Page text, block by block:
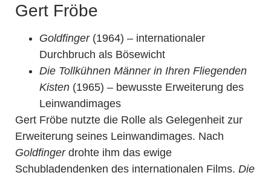
Gert Fröbe
Goldfinger(1964) – internationaler
Durchbruch als Bösewicht
Die Tollkühnen Männer in Ihren Fliegenden
Kisten (1965) – bewusste Erweiterung des
Leinwandimages
Gert Fröbe nutzte die Rolle als Gelegenheit zur
Erweiterung seines Leinwandimages. Nach
Goldfingerdrohte ihm das ewige
Schubladendenken des internationalen Films. Die